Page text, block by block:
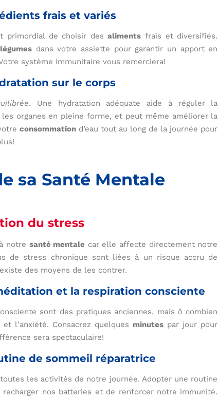
frais et variés
primordial de choisir desaliments frais et diversifiés.
légumes dans votre assiette pour garantir un apport en
système immunitaire vous remerciera!
sur le corps
. Une hydratation adéquate aide à réguler la
organes en pleine forme, et peut même améliorer la
consommationd’eau tout au long de la journée pour
sa Santé Mentale
du stress
notre santé mentale car elle affecte directement notre
de stress chronique sont liées à un risque accru de
des moyens de les contrer.
et la respiration consciente
sont des pratiques anciennes, mais ô combien
l’anxiété. Consacrez quelques minutes par jour pour
sera spectaculaire!
de sommeil réparatrice
les activités de notre journée. Adopter une routine
nos batteries et de renforcer notre immunité.